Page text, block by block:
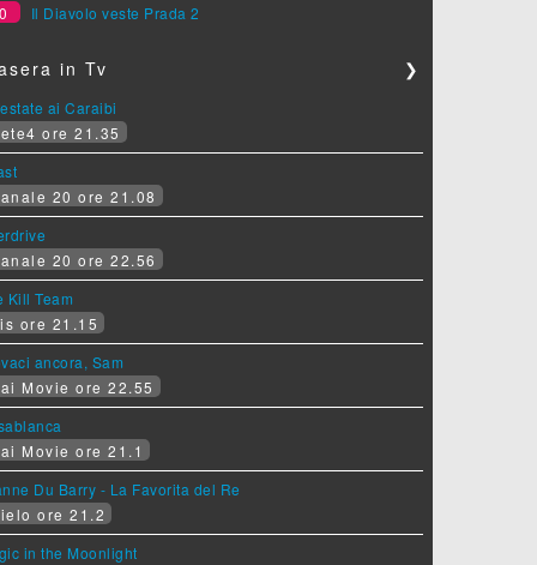
Il Diavolo veste Prada 2
in Tv ❯
ai Caraibi
ore 21.35
20 ore 21.08
20 ore 22.56
Kill Team
ore 21.15
ancora, Sam
Movie ore 22.55
Movie ore 21.1
Du Barry - La Favorita del Re
ore 21.2
in the Moonlight